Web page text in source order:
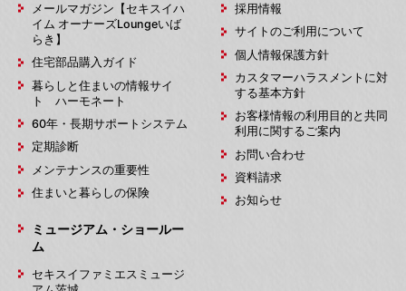
メールマガジン【セキスイハ
イム オーナーズLoungeいば
らき】
住宅部品購入ガイド
暮らしと住まいの情報サイ
ト ハーモネート
60年・長期サポートシステム
定期診断
メンテナンスの重要性
住まいと暮らしの保険
ミュージアム・ショールー
ム
セキスイファミエスミュージ
採用情報
サイトのご利用について
個人情報保護方針
カスタマーハラスメントに対
する基本方針
お客様情報の利用目的と共同
利用に関するご案内
お問い合わせ
資料請求
お知らせ